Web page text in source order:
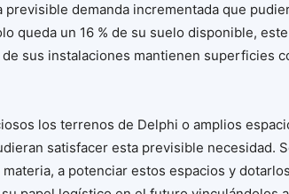
demanda incrementada que
queda un 16 % de su suelo disponible,
sus instalaciones mantienen superficies
los terrenos de Delphi o amplios
satisfacer esta previsible necesidad.
a potenciar estos espacios y